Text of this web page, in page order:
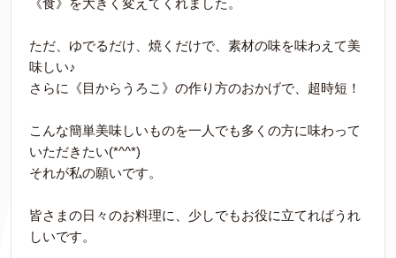
《食》を大きく変えてくれました。
ただ、ゆでるだけ、焼くだけで、素材の味を味わえて美
味しい♪
さらに《目からうろこ》の作り方のおかげで、超時短！
こんな簡単美味しいものを一人でも多くの方に味わって
いただきたい(*^^*)
それが私の願いです。
皆さまの日々のお料理に、少しでもお役に立てればうれ
しいです。